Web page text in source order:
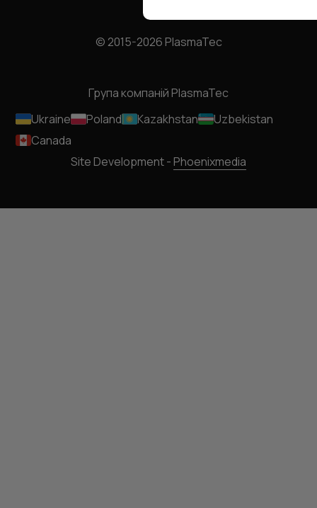
© 2015-2026 PlasmaTec
Група компаній PlasmaTec
Ukraine
Poland Kazakhstan
Uzbekistan
Canada
Site Development -Phoenixmedia